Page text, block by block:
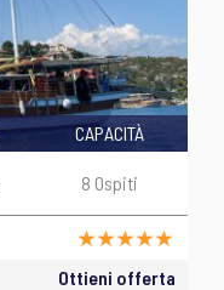
CAPACITÀ
8 Ospiti
Ottieni offerta